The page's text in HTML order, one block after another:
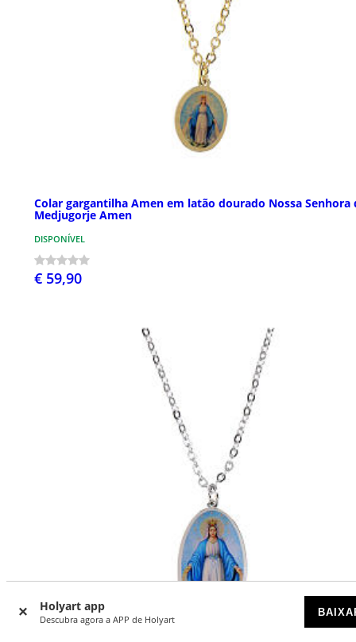
Holyart app
Descubra agora a APP de Holyart
Colar gargantilha Amen em latão dourado Nossa Senhora
Medjugorje Amen
DISPONÍVEL
€ 59,90